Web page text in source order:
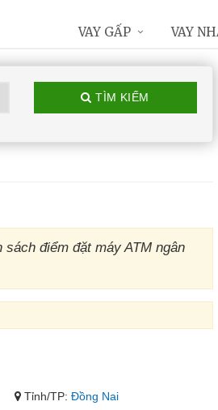
TÌM KIẾM
điểm đặt máy ATM ngân
Tỉnh/TP:Đồng Nai
VAY GẤP VAY